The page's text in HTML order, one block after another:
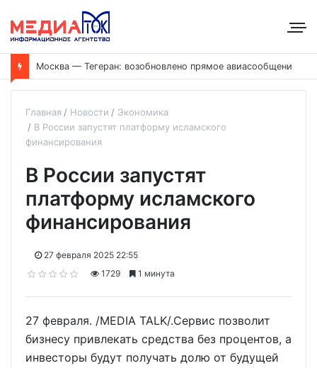
Москва — Тегеран: возобновлено прямое авиасообщение
Главная Новости
Экономика
В России запустят платформу исламского
финансирования
В России запустят
платформу исламского
финансирования
27 февраля 2025 22:55
1729
1 минута
27 февраля. /MEDIA TALK/.Сервис позволит
бизнесу привлекать средства без процентов, а
инвесторы будут получать долю от будущей